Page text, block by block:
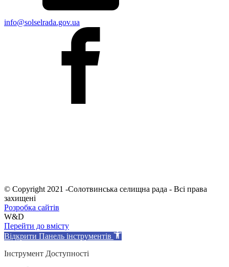
info@solselrada.gov.ua
© Copyright 2021 -Солотвинська селищна рада - Всі права
захищені
Розробка сайтів
W&D
Перейти до вмісту
Відкрити Панель інструментів
Інструмент Доступності